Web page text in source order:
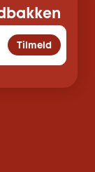
Tilmeld